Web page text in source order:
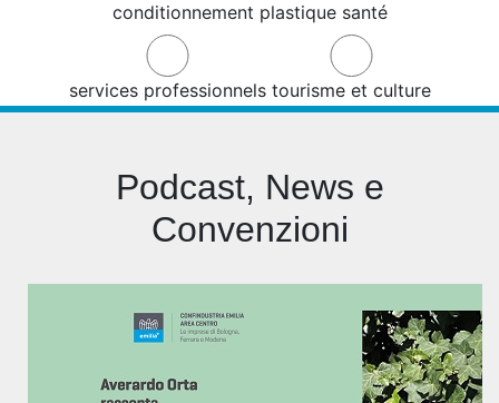
conditionnement plastique santé
services professionnels tourisme et culture
Podcast, News e
Convenzioni